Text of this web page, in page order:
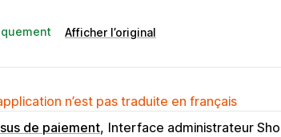
Afficher l’original
n’est pas traduite en français
de paiement Interface administrateur